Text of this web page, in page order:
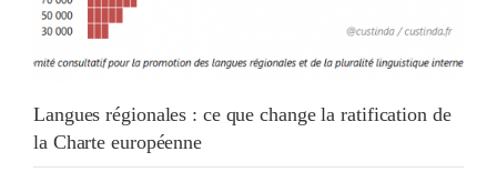
Langues régionales : ce que change la ratification de
la Charte européenne